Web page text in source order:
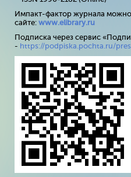
Импакт-фактор журнала можно
сайте: www.elibrary.ru
Подписка через сервис
- https://podpiska.pochta.ru/